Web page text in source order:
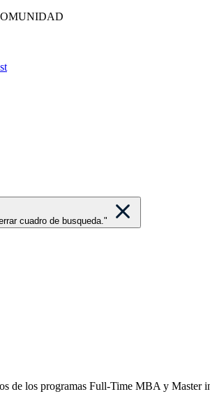
cuadro de busqueda."
de los programas Full-Time MBA y Master